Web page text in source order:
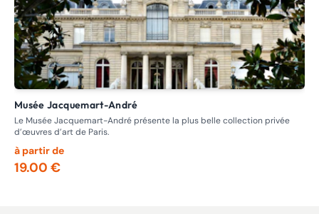
Musée Jacquemart-André
Le Musée Jacquemart-André présente la plus belle collection privée
d’œuvres d’art de Paris.
à partir de
19.00 €